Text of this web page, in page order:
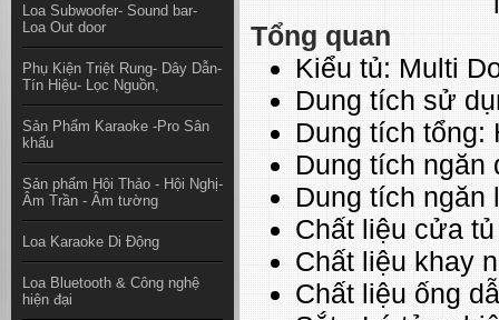
Loa Subwoofer- Sound bar-
Loa Out door
Phụ Kiện Triệt Rung- Dây Dẫn-
Tín Hiệu- Lọc Nguồn,
Sản Phẩm Karaoke -Pro Sân
khấu
Sản phẩm Hội Thảo - Hội Nghị-
Âm Trần - Âm tường
Loa Karaoke Di Động
Loa Bluetooth & Công nghệ
hiện đại
Tổng quan
Kiểu tủ: Multi
Dung tích sử
Dung tích tổng:
Dung tích ngăn
Dung tích ngăn
Chất liệu cửa
Chất liệu khay
Chất liệu ống